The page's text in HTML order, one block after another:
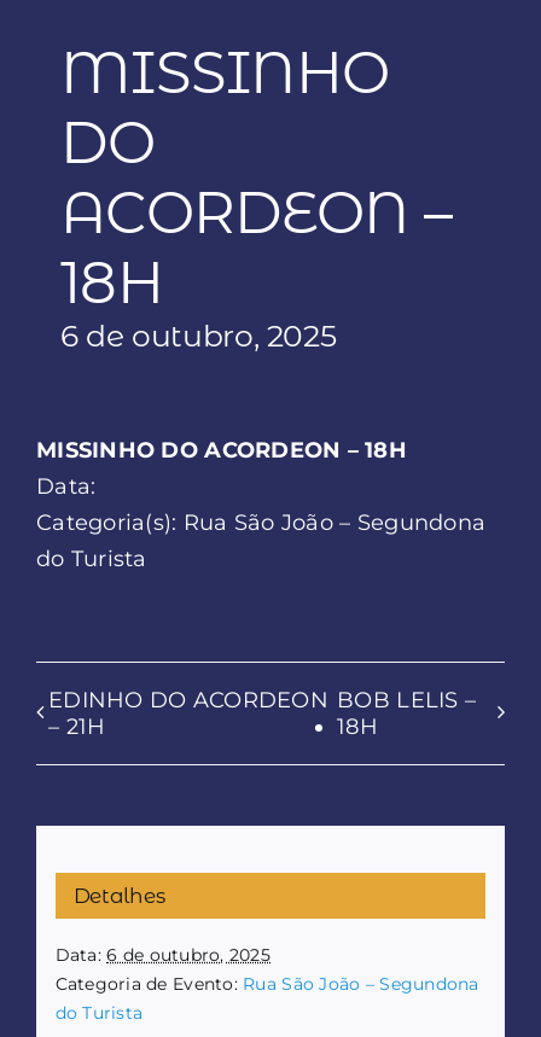
MISSINHO
DO
ACORDEON –
18H
6 de outubro, 2025
MISSINHO DO ACORDEON – 18H
Data:
Categoria(s): Rua São João – Segundona
do Turista
EDINHO DO ACORDEON
– 21H
BOB LELIS –
18H
Detalhes
Data: 6 de outubro, 2025
Categoria de Evento: Rua São João – Segundona
do Turista